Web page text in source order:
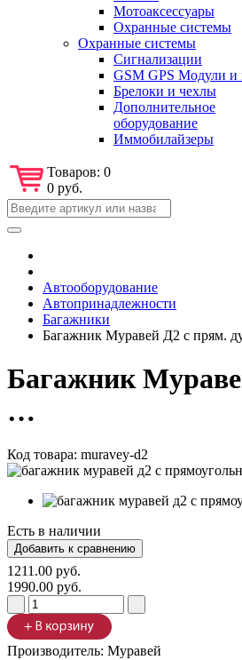
Мотоаксессуары
Охранные системы
Охранные системы
Сигнализации
GSM GPS Модули и
Брелоки и чехлы
Дополнительное
оборудование
Иммобилайзеры
Товаров: 0
0 руб.
Автооборудование
Автопринадлежности
Багажники
Багажник Муравей Д2 с прям.
Багажник
…
Код товара: muravey-d2
Есть в наличии
1211.00 руб.
1990.00 руб.
Производитель: Муравей